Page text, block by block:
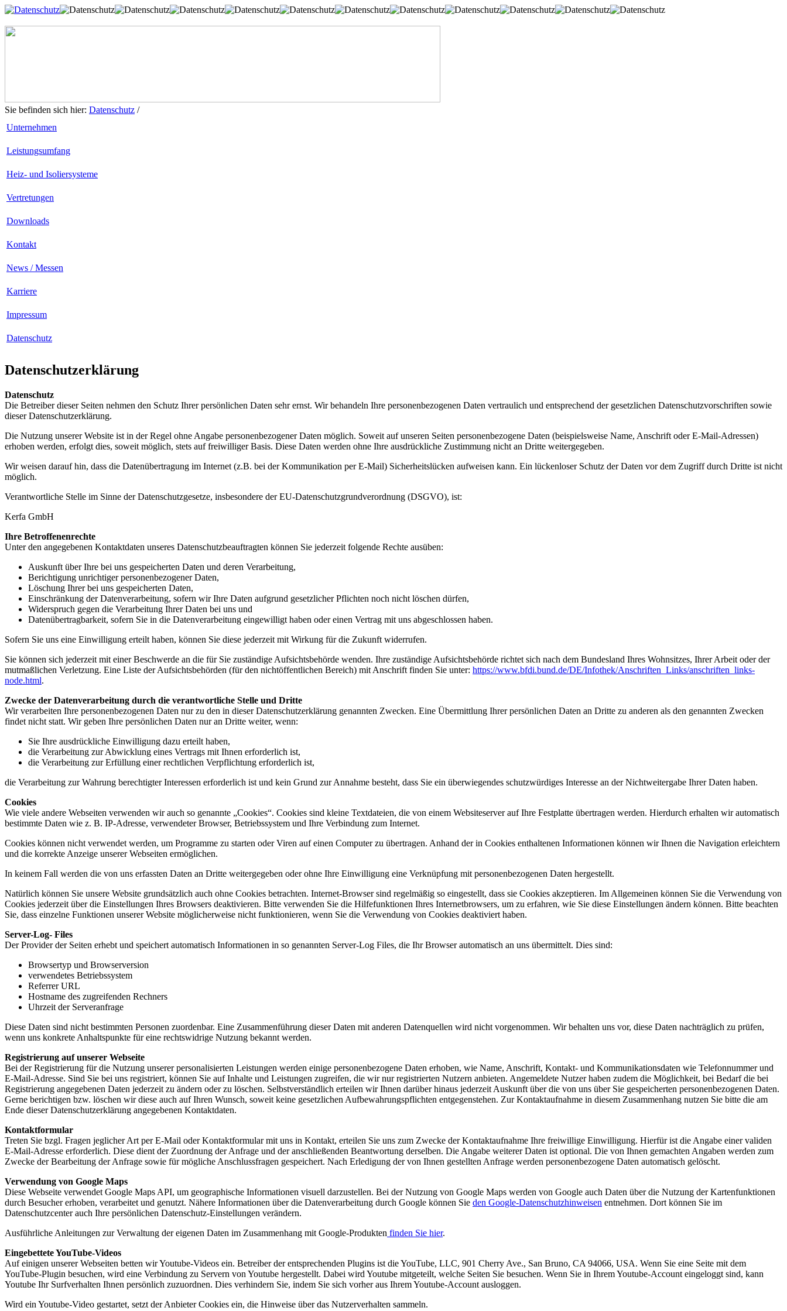
Sie befinden sich hier: Datenschutz /
Unternehmen
Leistungsumfang
Heiz- und Isoliersysteme
Vertretungen
Downloads
Kontakt
News / Messen
Karriere
Impressum
Datenschutz
Datenschutzerklärung
Datenschutz
Die Betreiber dieser Seiten nehmen den Schutz Ihrer persönlichen Daten sehr ernst. Wir behandeln Ihre personenbezogenen Daten vertraulich und entsprechend der gesetzlichen Datenschutzvorschriften sowie
dieser Datenschutzerklärung.
Die Nutzung unserer Website ist in der Regel ohne Angabe personenbezogener Daten möglich. Soweit auf unseren Seiten personenbezogene Daten (beispielsweise Name, Anschrift oder E-Mail-Adressen)
erhoben werden, erfolgt dies, soweit möglich, stets auf freiwilliger Basis. Diese Daten werden ohne Ihre ausdrückliche Zustimmung nicht an Dritte weitergegeben.
Wir weisen darauf hin, dass die Datenübertragung im Internet (z.B. bei der Kommunikation per E-Mail) Sicherheitslücken aufweisen kann. Ein lückenloser Schutz der Daten vor dem Zugriff durch Dritte ist nicht
möglich.
Verantwortliche Stelle im Sinne der Datenschutzgesetze, insbesondere der EU-Datenschutzgrundverordnung (DSGVO), ist:
Kerfa GmbH
Ihre Betroffenenrechte
Unter den angegebenen Kontaktdaten unseres Datenschutzbeauftragten können Sie jederzeit folgende Rechte ausüben:
Auskunft über Ihre bei uns gespeicherten Daten und deren Verarbeitung,
Berichtigung unrichtiger personenbezogener Daten,
Löschung Ihrer bei uns gespeicherten Daten,
Einschränkung der Datenverarbeitung, sofern wir Ihre Daten aufgrund gesetzlicher Pflichten noch nicht löschen dürfen,
Widerspruch gegen die Verarbeitung Ihrer Daten bei uns und
Datenübertragbarkeit, sofern Sie in die Datenverarbeitung eingewilligt haben oder einen Vertrag mit uns abgeschlossen haben.
Sofern Sie uns eine Einwilligung erteilt haben, können Sie diese jederzeit mit Wirkung für die Zukunft widerrufen.
Sie können sich jederzeit mit einer Beschwerde an die für Sie zuständige Aufsichtsbehörde wenden. Ihre zuständige Aufsichtsbehörde richtet sich nach dem Bundesland Ihres Wohnsitzes, Ihrer Arbeit oder der
mutmaßlichen Verletzung. Eine Liste der Aufsichtsbehörden (für den nichtöffentlichen Bereich) mit Anschrift finden Sie unter: https://www.bfdi.bund.de/DE/Infothek/Anschriften_Links/anschriften_links-
node.html.
Zwecke der Datenverarbeitung durch die verantwortliche Stelle und Dritte
Wir verarbeiten Ihre personenbezogenen Daten nur zu den in dieser Datenschutzerklärung genannten Zwecken. Eine Übermittlung Ihrer persönlichen Daten an Dritte zu anderen als den genannten Zwecken
findet nicht statt. Wir geben Ihre persönlichen Daten nur an Dritte weiter, wenn:
Sie Ihre ausdrückliche Einwilligung dazu erteilt haben,
die Verarbeitung zur Abwicklung eines Vertrags mit Ihnen erforderlich ist,
die Verarbeitung zur Erfüllung einer rechtlichen Verpflichtung erforderlich ist,
die Verarbeitung zur Wahrung berechtigter Interessen erforderlich ist und kein Grund zur Annahme besteht, dass Sie ein überwiegendes schutzwürdiges Interesse an der Nichtweitergabe Ihrer Daten haben.
Cookies
Wie viele andere Webseiten verwenden wir auch so genannte „Cookies“. Cookies sind kleine Textdateien, die von einem Websiteserver auf Ihre Festplatte übertragen werden. Hierdurch erhalten wir automatisch
bestimmte Daten wie z. B. IP-Adresse, verwendeter Browser, Betriebssystem und Ihre Verbindung zum Internet.
Cookies können nicht verwendet werden, um Programme zu starten oder Viren auf einen Computer zu übertragen. Anhand der in Cookies enthaltenen Informationen können wir Ihnen die Navigation erleichtern
und die korrekte Anzeige unserer Webseiten ermöglichen.
In keinem Fall werden die von uns erfassten Daten an Dritte weitergegeben oder ohne Ihre Einwilligung eine Verknüpfung mit personenbezogenen Daten hergestellt.
Natürlich können Sie unsere Website grundsätzlich auch ohne Cookies betrachten. Internet-Browser sind regelmäßig so eingestellt, dass sie Cookies akzeptieren. Im Allgemeinen können Sie die Verwendung von
Cookies jederzeit über die Einstellungen Ihres Browsers deaktivieren. Bitte verwenden Sie die Hilfefunktionen Ihres Internetbrowsers, um zu erfahren, wie Sie diese Einstellungen ändern können. Bitte beachten
Sie, dass einzelne Funktionen unserer Website möglicherweise nicht funktionieren, wenn Sie die Verwendung von Cookies deaktiviert haben.
Server-Log- Files
Der Provider der Seiten erhebt und speichert automatisch Informationen in so genannten Server-Log Files, die Ihr Browser automatisch an uns übermittelt. Dies sind:
Browsertyp und Browserversion
verwendetes Betriebssystem
Referrer URL
Hostname des zugreifenden Rechners
Uhrzeit der Serveranfrage
Diese Daten sind nicht bestimmten Personen zuordenbar. Eine Zusammenführung dieser Daten mit anderen Datenquellen wird nicht vorgenommen. Wir behalten uns vor, diese Daten nachträglich zu prüfen,
wenn uns konkrete Anhaltspunkte für eine rechtswidrige Nutzung bekannt werden.
Registrierung auf unserer Webseite
Bei der Registrierung für die Nutzung unserer personalisierten Leistungen werden einige personenbezogene Daten erhoben, wie Name, Anschrift, Kontakt- und Kommunikationsdaten wie Telefonnummer und
E-Mail-Adresse. Sind Sie bei uns registriert, können Sie auf Inhalte und Leistungen zugreifen, die wir nur registrierten Nutzern anbieten. Angemeldete Nutzer haben zudem die Möglichkeit, bei Bedarf die bei
Registrierung angegebenen Daten jederzeit zu ändern oder zu löschen. Selbstverständlich erteilen wir Ihnen darüber hinaus jederzeit Auskunft über die von uns über Sie gespeicherten personenbezogenen Daten.
Gerne berichtigen bzw. löschen wir diese auch auf Ihren Wunsch, soweit keine gesetzlichen Aufbewahrungspflichten entgegenstehen. Zur Kontaktaufnahme in diesem Zusammenhang nutzen Sie bitte die am
Ende dieser Datenschutzerklärung angegebenen Kontaktdaten.
Kontaktformular
Treten Sie bzgl. Fragen jeglicher Art per E-Mail oder Kontaktformular mit uns in Kontakt, erteilen Sie uns zum Zwecke der Kontaktaufnahme Ihre freiwillige Einwilligung. Hierfür ist die Angabe einer validen
E-Mail-Adresse erforderlich. Diese dient der Zuordnung der Anfrage und der anschließenden Beantwortung derselben. Die Angabe weiterer Daten ist optional. Die von Ihnen gemachten Angaben werden zum
Zwecke der Bearbeitung der Anfrage sowie für mögliche Anschlussfragen gespeichert. Nach Erledigung der von Ihnen gestellten Anfrage werden personenbezogene Daten automatisch gelöscht.
Verwendung von Google Maps
Diese Webseite verwendet Google Maps API, um geographische Informationen visuell darzustellen. Bei der Nutzung von Google Maps werden von Google auch Daten über die Nutzung der Kartenfunktionen
durch Besucher erhoben, verarbeitet und genutzt. Nähere Informationen über die Datenverarbeitung durch Google können Sie den Google-Datenschutzhinweisen entnehmen. Dort können Sie im
Datenschutzcenter auch Ihre persönlichen Datenschutz-Einstellungen verändern.
Ausführliche Anleitungen zur Verwaltung der eigenen Daten im Zusammenhang mit Google-Produkten finden Sie hier.
Eingebettete YouTube-Videos
Auf einigen unserer Webseiten betten wir Youtube-Videos ein. Betreiber der entsprechenden Plugins ist die YouTube, LLC, 901 Cherry Ave., San Bruno, CA 94066, USA. Wenn Sie eine Seite mit dem
YouTube-Plugin besuchen, wird eine Verbindung zu Servern von Youtube hergestellt. Dabei wird Youtube mitgeteilt, welche Seiten Sie besuchen. Wenn Sie in Ihrem Youtube-Account eingeloggt sind, kann
Youtube Ihr Surfverhalten Ihnen persönlich zuzuordnen. Dies verhindern Sie, indem Sie sich vorher aus Ihrem Youtube-Account ausloggen.
Wird ein Youtube-Video gestartet, setzt der Anbieter Cookies ein, die Hinweise über das Nutzerverhalten sammeln.